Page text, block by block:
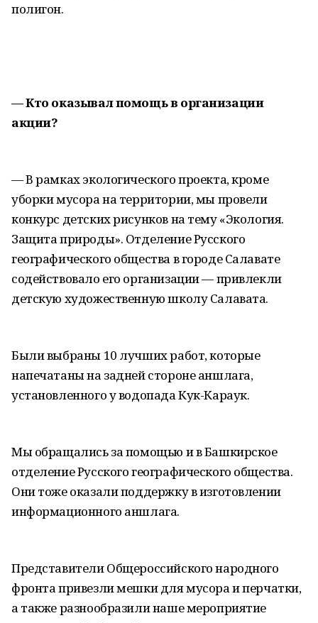
полигон.
— Кто оказывал помощь в организации
акции?
— В рамках экологического проекта, кроме
уборки мусора на территории, мы провели
конкурс детских рисунков на тему «Экология.
Защита природы». Отделение Русского
географического общества в городе Салавате
содействовало его организации — привлекли
детскую художественную школу Салавата.
Были выбраны 10 лучших работ, которые
напечатаны на задней стороне аншлага,
установленного у водопада Кук-Караук.
Мы обращались за помощью и в Башкирское
отделение Русского географического общества.
Они тоже оказали поддержку в изготовлении
информационного аншлага.
Представители Общероссийского народного
фронта привезли мешки для мусора и перчатки,
а также разнообразили наше мероприятие